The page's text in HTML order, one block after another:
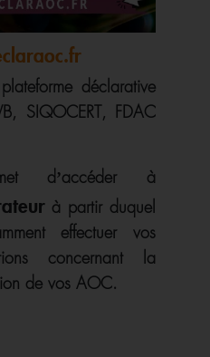
déclarative
SIQOCERT, FDAC
d’accéder à
à partir duquel
effectuer vos
concernant la
de vos AOC.